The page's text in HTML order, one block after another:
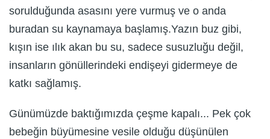
sorulduğunda asasını yere vurmuş ve o anda
buradan su kaynamaya başlamış.Yazın buz gibi,
kışın ise ılık akan bu su, sadece susuzluğu değil,
insanların gönüllerindeki endişeyi gidermeye de
katkı sağlamış.
Günümüzde baktığımızda çeşme kapalı... Pek çok
bebeğin büyümesine vesile olduğu düşünülen